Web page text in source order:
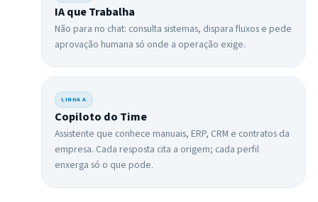
IA que Trabalha
Não para no chat: consulta sistemas, dispara fluxos e pede
aprovação humana só onde a operação exige.
LINHAA
Copiloto do Time
Assistente que conhece manuais, ERP, CRM e contratos da
empresa. Cada resposta cita a origem; cada perfil
enxerga só o que pode.